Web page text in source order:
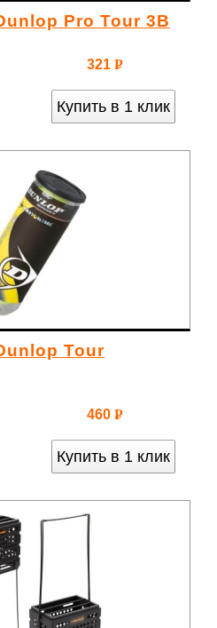
Pro Tour 3B
321 Р
Купить в 1 клик
Tour
460 Р
Купить в 1 клик